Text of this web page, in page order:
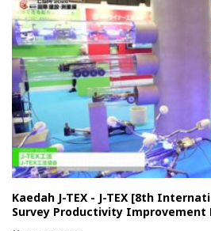
Kaedah J-TEX - J-TEX [8th
Survey Productivity Improvement